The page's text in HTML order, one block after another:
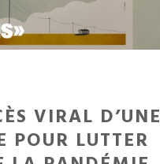
VIRAL D’UNE
POUR LUTTER